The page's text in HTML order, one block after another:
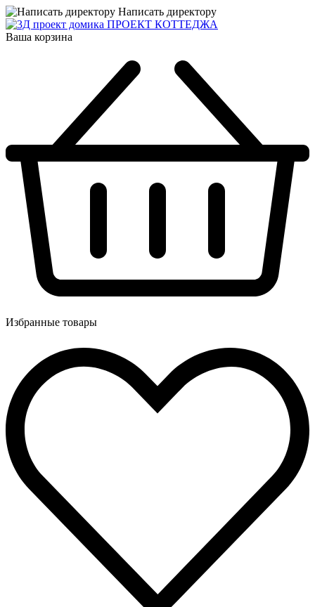
Написать директору
ПРОЕКТ КОТТЕДЖА
Ваша корзина
Избранные товары